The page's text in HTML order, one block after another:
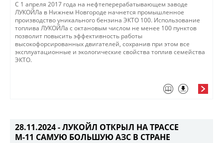
​С 1 апреля 2017 года на нефтеперерабатывающем заводе
ЛУКОЙЛа в Нижнем Новгороде начнется промышленное
производство уникального бензина ЭКТО 100. Использование
топлива ЛУКОЙЛа с октановым числом не менее 100 пунктов
позволит повысить эффективность работы
высокофорсированных двигателей, сохранив при этом все
эксплуатационные и экологические свойства топлив семейства
ЭКТО.
28.11.2024 -ЛУКОЙЛ ОТКРЫЛ НА ТРАССЕ
М-11 САМУЮ БОЛЬШУЮ АЗС В СТРАНЕ